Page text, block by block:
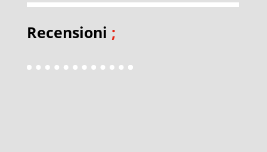
Recensioni ;